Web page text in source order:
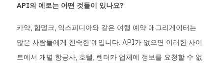
API의 예로는 어떤 것들이 있나요?
카약, 힙멍크, 익스피디아와 같은 여행 예약 애그리게이터는
많은 사람들에게 친숙한 예입니다. API가 없으면 이러한 사이
트에서 개별 항공사, 호텔, 렌터카 업체에 정보를 요청할 수 없